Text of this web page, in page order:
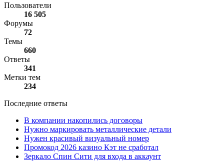
Пользователи
16 505
Форумы
72
Темы
660
Ответы
341
Метки тем
234
Последние ответы
В компании накопились договоры
Нужно маркировать металлические детали
Нужен красивый визуальный номер
Промокод 2026 казино Кэт не сработал
Зеркало Спин Сити для входа в аккаунт